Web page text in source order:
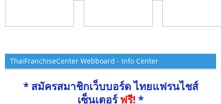
ThaiFranchiseCenter Webboard - Info Center
* สมัครสมาชิกเว็บบอร์ด ไทยแฟรนไชส์
เซ็นเตอร์ฟรี! *